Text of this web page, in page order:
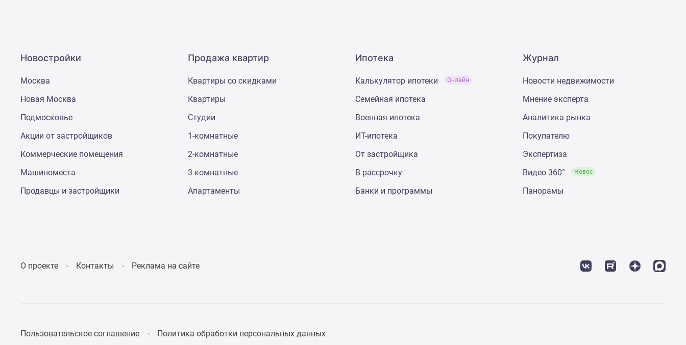
Новостройки
Москва
Новая Москва
Подмосковье
Акции от застройщиков
Коммерческие помещения
Машиноместа
Продавцы и застройщики
Продажа квартир
Квартиры со скидками
Квартиры
Студии
1-комнатные
2-комнатные
3-комнатные
Апартаменты
Ипотека
Калькулятор ипотеки Онлайн
Семейная ипотека
Военная ипотека
ИТ-ипотека
От застройщика
В рассрочку
Банки и программы
Журнал
Новости недвижимости
Мнение эксперта
Аналитика рынка
Покупателю
Экспертиза
Видео 360°
Новое
Панорамы
О проекте Контакты Реклама на сайте
Пользовательское соглашение Политика обработки персональных данных